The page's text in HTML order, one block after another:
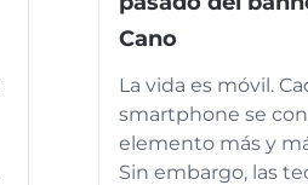
Cano
La vida es móvil.
smartphone se
elemento más y
Sin embargo, las